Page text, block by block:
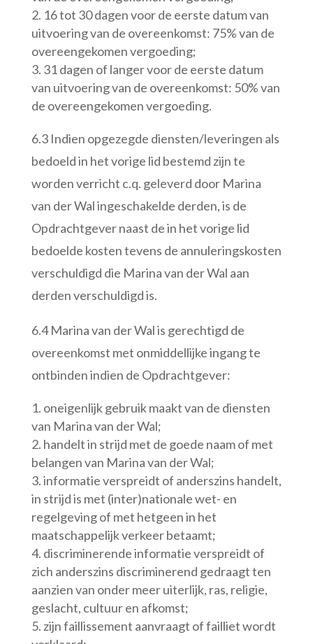
16 tot 30 dagen voor de eerste datum van
uitvoering van de overeenkomst: 75% van de
overeengekomen vergoeding;
31 dagen of langer voor de eerste datum
van uitvoering van de overeenkomst: 50% van
de overeengekomen vergoeding.
6.3 Indien opgezegde diensten/leveringen als
bedoeld in het vorige lid bestemd zijn te
worden verricht c.q. geleverd door Marina
van der Wal ingeschakelde derden, is de
Opdrachtgever naast de in het vorige lid
bedoelde kosten tevens de annuleringskosten
verschuldigd die Marina van der Wal aan
derden verschuldigd is.
6.4 Marina van der Wal is gerechtigd de
overeenkomst met onmiddellijke ingang te
ontbinden indien de Opdrachtgever:
oneigenlijk gebruik maakt van de diensten
van Marina van der Wal;
handelt in strijd met de goede naam of met
belangen van Marina van der Wal;
informatie verspreidt of anderszins handelt,
in strijd is met (inter)nationale wet- en
regelgeving of met hetgeen in het
maatschappelijk verkeer betaamt;
discriminerende informatie verspreidt of
zich anderszins discriminerend gedraagt ten
aanzien van onder meer uiterlijk, ras, religie,
geslacht, cultuur en afkomst;
zijn faillissement aanvraagt of failliet wordt